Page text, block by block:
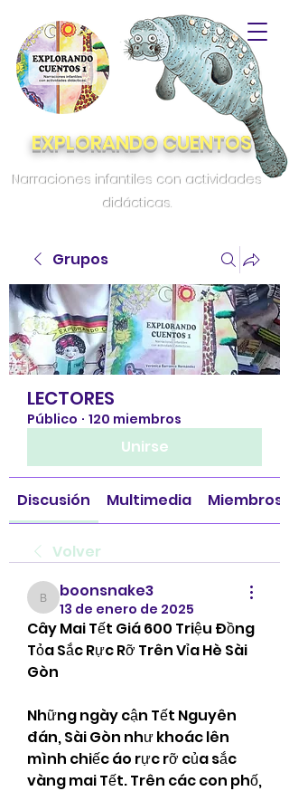
EXPLORANDO CUENTOS
Narraciones infantiles con actividades
didácticas.
Grupos
LECTORES
Público · 120 miembros
Unirse
Discusión Multimedia Miembros
Volver
boonsnake3
boonsnake3
13 de enero de 2025
Cây Mai Tết Giá 600 Triệu Đồng
Tỏa Sắc Rực Rỡ Trên Vỉa Hè Sài
Gòn
Những ngày cận Tết Nguyên
đán, Sài Gòn như khoác lên
mình chiếc áo rực rỡ của sắc